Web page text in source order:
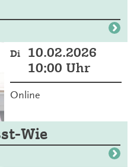
Di
10.02.2026
10:00 Uhr
Online
Wie